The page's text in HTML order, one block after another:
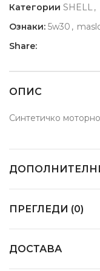
Категории SHELL,
Ознаки: 5w30 ,
Share:
ОПИС
Синтетичко
ПРЕГЛЕДИ (0)
ДОСТАВА